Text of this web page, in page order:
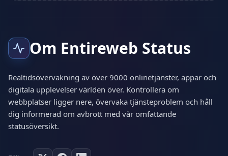
Om Entireweb Status
Realtidsövervakning av över 9000 onlinetjänster, appar och
digitala upplevelser världen över. Kontrollera om
webbplatser ligger nere, övervaka tjänsteproblem och håll
dig informerad om avbrott med vår omfattande
statusöversikt.